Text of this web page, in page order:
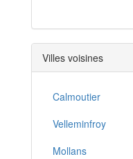
Villes voisines
Calmoutier
Velleminfroy
Mollans